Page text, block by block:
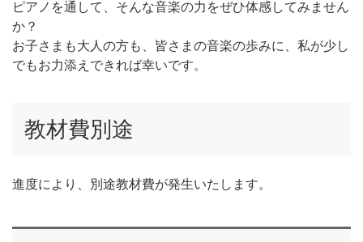
ピアノを通して、そんな音楽の力をぜひ体感してみません
か？
お子さまも大人の方も、皆さまの音楽の歩みに、私が少し
でもお力添えできれば幸いです。
教材費別途
進度により、別途教材費が発生いたします。